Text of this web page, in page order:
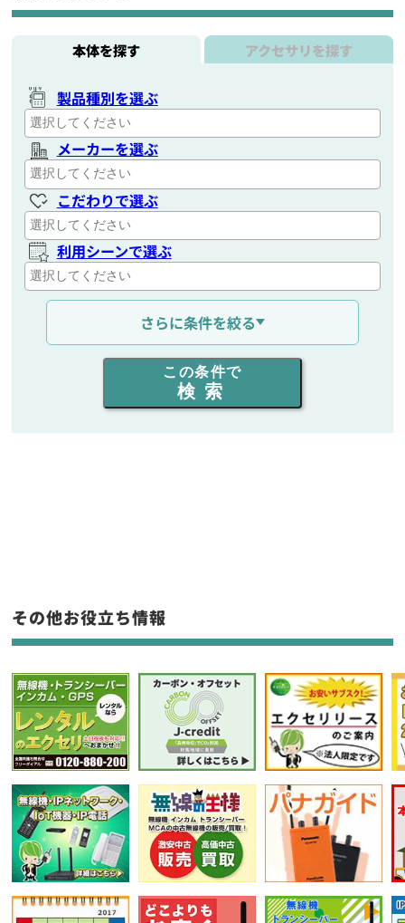
本体を探す アクセサリを探す
製品種別を選ぶ
メーカーを選ぶ
こだわりで選ぶ
利用シーンで選ぶ
通信距離を選ぶ
出力を選ぶ
同時通話人数を選ぶ
フリーワード入力(製品名等)
選択条件をリセット
さらに条件を絞る
この条件で
検索
その他お役立ち情報